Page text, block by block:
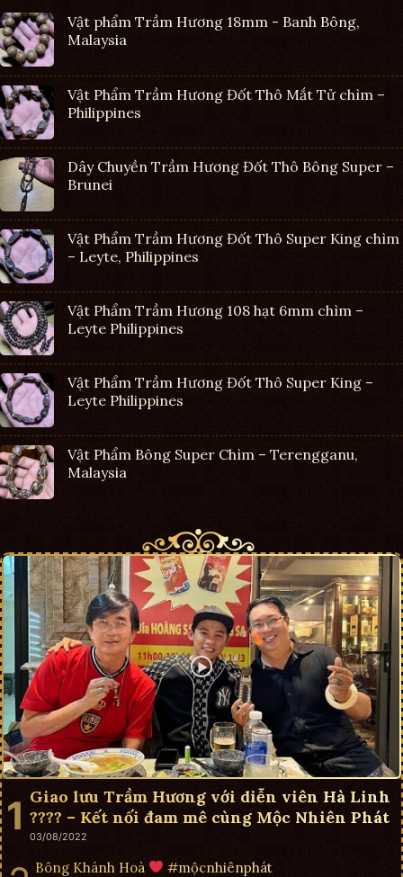
Vật phẩm Trầm Hương 18mm - Banh Bông,
Malaysia
Vật Phẩm Trầm Hương Đốt Thô Mắt Tử chìm –
Philippines
Dây Chuyền Trầm Hương Đốt Thô Bông Super –
Brunei
Vật Phẩm Trầm Hương Đốt Thô Super King chìm
– Leyte, Philippines
Vật Phẩm Trầm Hương 108 hạt 6mm chìm –
Leyte Philippines
Vật Phẩm Trầm Hương Đốt Thô Super King –
Leyte Philippines
Vật Phẩm Bông Super Chìm – Terengganu,
Malaysia
Giao lưu Trầm Hương với diễn viên Hà Linh
???? – Kết nối đam mê cùng Mộc Nhiên Phát
03/08/2022
Bông Khánh Hoà #mộcnhiênphát